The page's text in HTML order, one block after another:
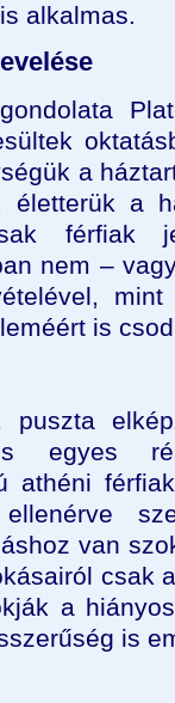
is alkalmas.
a
életterük a
férfiak
nem –
is
puszta
egyes
athéni
ellenérve
van
csak
a
is